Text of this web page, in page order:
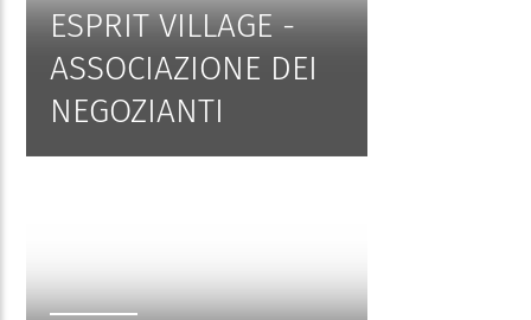
ESPRIT VILLAGE -
ASSOCIAZIONE DEI
NEGOZIANTI